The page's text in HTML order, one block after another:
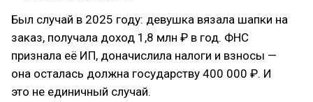
Был случай в 2025 году: девушка вязала шапки на
заказ, получала доход 1,8 млн ₽ в год. ФНС
признала её ИП, доначислила налоги и взносы —
она осталась должна государству 400 000 ₽. И
это не единичный случай.